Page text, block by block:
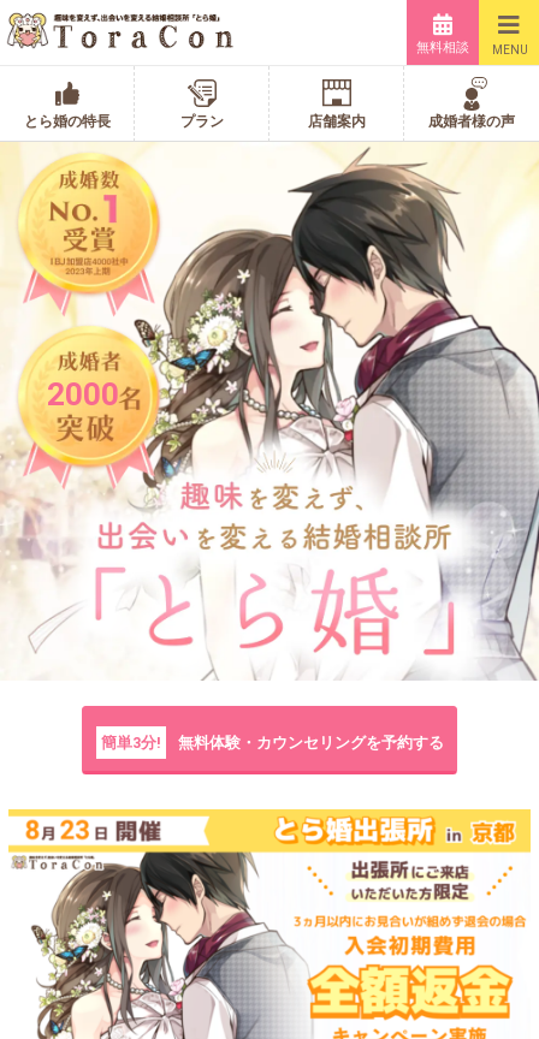
無料相談 MENU
とら婚の特長 プラン 店舗案内 成婚者様の声
2000
簡単3分! 無料体験・カウンセリングを予約する